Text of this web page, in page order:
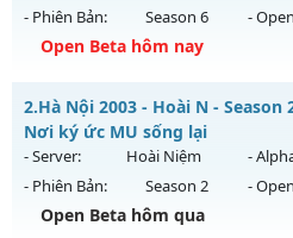
- Phiên Bản:
Season 6 -
Open Beta hôm nay
MU Hà Nội Xưa – ss6 - 100%
CÓ
Mu mới ra tháng 08 2026 - Mở
ngày 09/08/2626
Exp: 500x - Drop: 50%
2.Hà Nội 2003 - Hoài N - Season
Nơi ký ức MU sống lại
- Server: Hoài Niệm -
- Phiên Bản:
Season 2 -
Open Beta hôm qua